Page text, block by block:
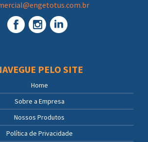
PELO SITE
Home
Sobre a Empresa
Nossos Produtos
Política de Privacidade